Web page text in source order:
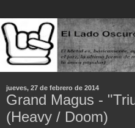
jueves, 27 de febrero de 2014
Grand Magus -
(Heavy / Doom)